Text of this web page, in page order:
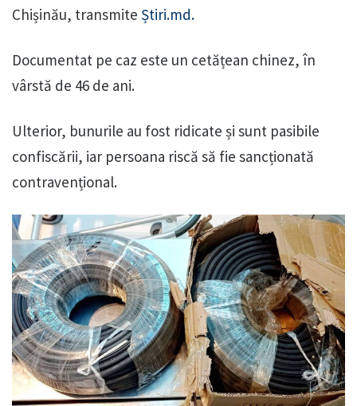
Chișinău, transmite Știri.md.
Documentat pe caz este un cetățean chinez, în
vârstă de 46 de ani.
Ulterior, bunurile au fost ridicate și sunt pasibile
confiscării, iar persoana riscă să fie sancționată
contravențional.